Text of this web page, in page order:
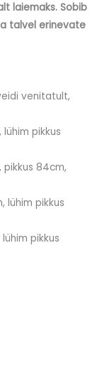
laiemaks. Sobib
talvel erinevate
venitatult,
lühim pikkus
pikkus 84cm,
lühim pikkus
lühim pikkus